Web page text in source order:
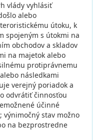
vlády vyhlásiť
alebo
útoku, k
spojeným s útokmi na
obchodov a skladov
na majetok alebo
protiprávnemu
následkami
verejný poriadok a
odvrátiť činnosťou
účinné
výnimočný stav možno
na bezprostredne